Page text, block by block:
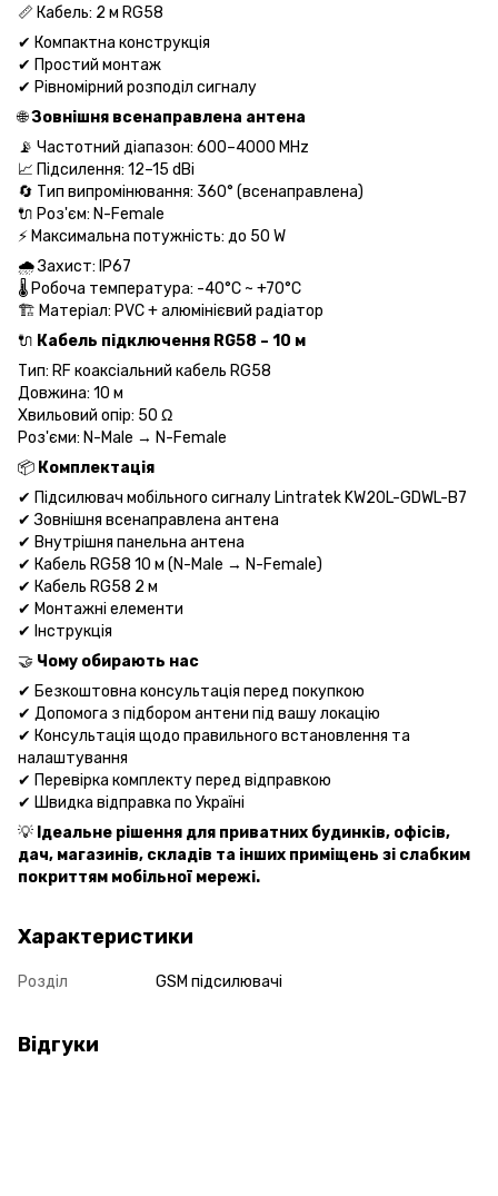
📏 Кабель: 2 м RG58
✔ Компактна конструкція
✔ Простий монтаж
✔ Рівномірний розподіл сигналу
🌐Зовнішня всенаправлена антена
📡 Частотний діапазон: 600–4000 MHz
📈 Підсилення: 12–15 dBi
🔄 Тип випромінювання: 360° (всенаправлена)
🔌 Роз'єм: N-Female
⚡ Максимальна потужність: до 50 W
🌧 Захист: IP67
🌡 Робоча температура: -40°C ~ +70°C
🏗 Матеріал: PVC + алюмінієвий радіатор
🔌 Кабель підключення RG58 – 10 м
Тип: RF коаксіальний кабель RG58
Довжина: 10 м
Хвильовий опір: 50 Ω
Роз'єми: N-Male → N-Female
📦 Комплектація
✔ Підсилювач мобільного сигналу Lintratek KW20L-GDWL-B7
✔ Зовнішня всенаправлена антена
✔ Внутрішня панельна антена
✔ Кабель RG58 10 м (N-Male → N-Female)
✔ Кабель RG58 2 м
✔ Монтажні елементи
✔ Інструкція
🤝 Чому обирають нас
✔ Безкоштовна консультація перед покупкою
✔ Допомога з підбором антени під вашу локацію
✔ Консультація щодо правильного встановлення та
налаштування
✔ Перевірка комплекту перед відправкою
✔ Швидка відправка по Україні
💡 Ідеальне рішення для приватних будинків, офісів,
дач, магазинів, складів та інших приміщень зі слабким
покриттям мобільної мережі.
Характеристики
Розділ GSM підсилювачі
Відгуки